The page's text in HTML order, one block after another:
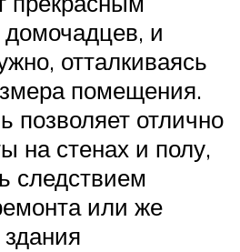
и
отталкиваясь
помещения.
позволяет отлично
на стенах и полу,
следствием
или же